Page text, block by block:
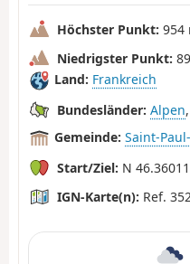
Höchster Punkt: 954
Niedrigster Punkt:
Land: Frankreich
Bundesländer: Alpen,
Gemeinde: Saint-
Start/Ziel: N
IGN-Karte(n): Ref.